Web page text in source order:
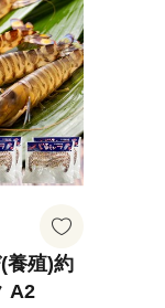
養殖)約
A2